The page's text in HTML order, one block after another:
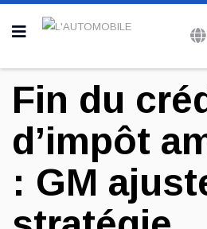
Fin du
d’impôt
: GM